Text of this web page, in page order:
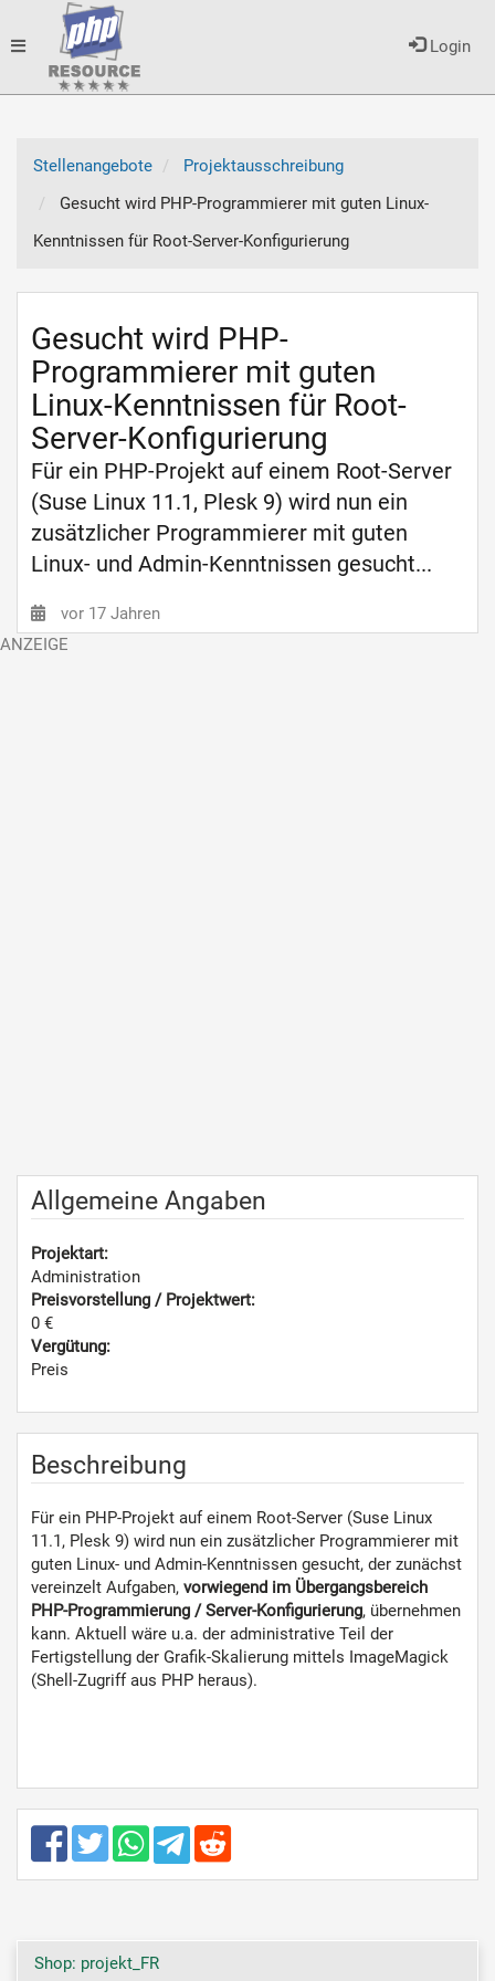
Login
Toggle
Stellenangebote
Projektausschreibung
Gesucht wird PHP-Programmierer mit guten Linux-
Kenntnissen für Root-Server-Konfigurierung
Gesucht wird PHP-
Programmierer mit guten
Linux-Kenntnissen für Root-
Server-Konfigurierung
Für ein PHP-Projekt auf einem Root-Server
(Suse Linux 11.1, Plesk 9) wird nun ein
zusätzlicher Programmierer mit guten
Linux- und Admin-Kenntnissen gesucht...
vor 17 Jahren
Allgemeine Angaben
Projektart:
Administration
Preisvorstellung / Projektwert:
0 €
Vergütung:
Preis
Beschreibung
Für ein PHP-Projekt auf einem Root-Server (Suse Linux
11.1, Plesk 9) wird nun ein zusätzlicher Programmierer mit
guten Linux- und Admin-Kenntnissen gesucht, der zunächst
vereinzelt Aufgaben, vorwiegend im Übergangsbereich
PHP-Programmierung / Server-Konfigurierung, übernehmen
kann. Aktuell wäre u.a. der administrative Teil der
Fertigstellung der Grafik-Skalierung mittels ImageMagick
(Shell-Zugriff aus PHP heraus).
Shop: projekt_FR